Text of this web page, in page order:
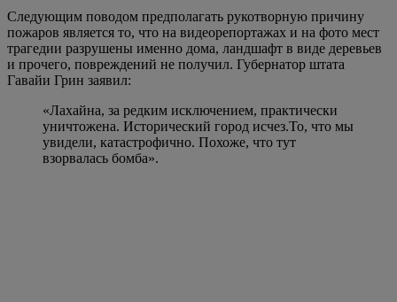
Следующим поводом предполагать рукотворную причину
пожаров является то, что на видеорепортажах и на фото мест
трагедии разрушены именно дома, ландшафт в виде деревьев
и прочего, повреждений не получил. Губернатор штата
Гавайи Грин заявил:
«Лахайна, за редким исключением, практически
уничтожена. Исторический город исчез.То, что мы
увидели, катастрофично. Похоже, что тут
взорвалась бомба».